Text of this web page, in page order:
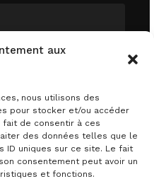
aux
nous utilisons des
pour stocker et/ou accéder
fait de consentir à ces
des données telles que le
ID uniques sur ce site. Le fait
consentement peut avoir un
et fonctions.